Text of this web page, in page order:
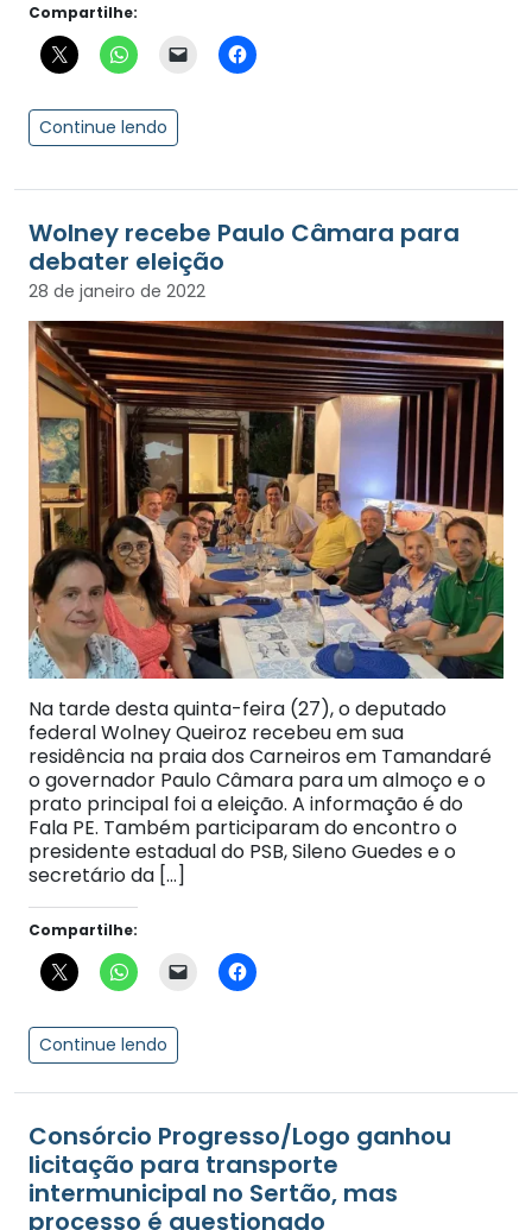
Compartilhe:
Continue lendo
Wolney recebe Paulo Câmara para
debater eleição
28 de janeiro de 2022
Na tarde desta quinta-feira (27), o deputado
federal Wolney Queiroz recebeu em sua
residência na praia dos Carneiros em Tamandaré
o governador Paulo Câmara para um almoço e o
prato principal foi a eleição. A informação é do
Fala PE. Também participaram do encontro o
presidente estadual do PSB, Sileno Guedes e o
secretário da […]
Compartilhe:
Continue lendo
Consórcio Progresso/Logo ganhou
licitação para transporte
intermunicipal no Sertão, mas
processo é questionado